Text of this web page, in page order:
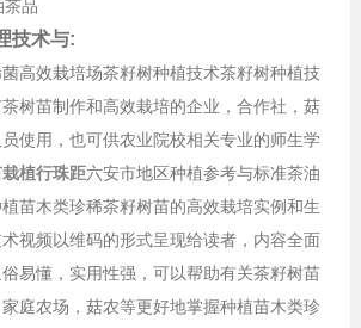
技术与:
高效栽培场茶籽树种植技术茶籽树种植技
树苗制作和高效栽培的企业，合作社，菇
使用，也可供农业院校相关专业的师生学
植行珠距六安市地区种植参考与标准茶油
苗木类珍稀茶籽树苗的高效栽培实例和生
视频以维码的形式呈现给读者，内容全面
易懂，实用性强，可以帮助有关茶籽树苗
庭农场，菇农等更好地掌握种植苗木类珍